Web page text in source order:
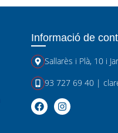
Informació de
Sallarès i Plà, 10 i
93 727 69 40 |